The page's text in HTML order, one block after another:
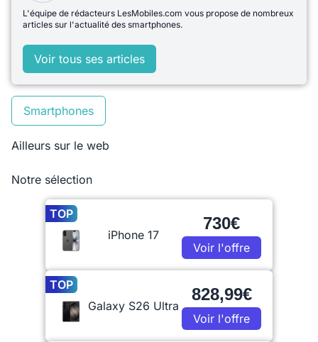
L'équipe de rédacteurs LesMobiles.com vous propose de nombreux
articles sur l'actualité des smartphones.
Voir tous ses articles
Smartphones
Ailleurs sur le web
Notre sélection
TOP
iPhone 17
730€
Voir l'offre
TOP
Galaxy S26 Ultra
828,99€
Voir l'offre